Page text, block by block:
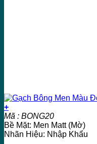
+
Mã : BONG20
Bề Mặt: Men Matt (Mờ)
Nhãn Hiệu: Nhập Khẩu